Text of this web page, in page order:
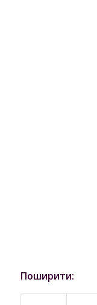
Поширити: